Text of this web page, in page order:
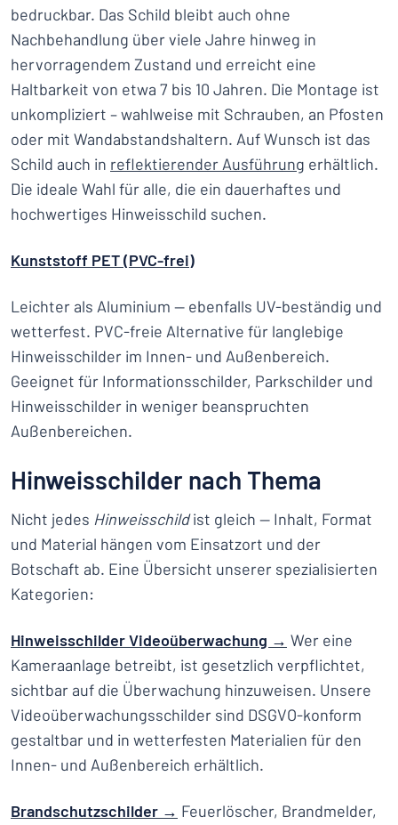
bedruckbar. Das Schild bleibt auch ohne
Nachbehandlung über viele Jahre hinweg in
hervorragendem Zustand und erreicht eine
Haltbarkeit von etwa 7 bis 10 Jahren. Die Montage ist
unkompliziert – wahlweise mit Schrauben, an Pfosten
oder mit Wandabstandshaltern. Auf Wunsch ist das
Schild auch in reflektierender Ausführung erhältlich.
Die ideale Wahl für alle, die ein dauerhaftes und
hochwertiges Hinweisschild suchen.
Kunststoff PET (PVC-frei)
Leichter als Aluminium — ebenfalls UV-beständig und
wetterfest. PVC-freie Alternative für langlebige
Hinweisschilder im Innen- und Außenbereich.
Geeignet für Informationsschilder, Parkschilder und
Hinweisschilder in weniger beanspruchten
Außenbereichen.
Hinweisschilder nach Thema
Nicht jedes Hinweisschildist gleich — Inhalt, Format
und Material hängen vom Einsatzort und der
Botschaft ab. Eine Übersicht unserer spezialisierten
Kategorien:
Hinweisschilder Videoüberwachung → Wer eine
Kameraanlage betreibt, ist gesetzlich verpflichtet,
sichtbar auf die Überwachung hinzuweisen. Unsere
Videoüberwachungsschilder sind DSGVO-konform
gestaltbar und in wetterfesten Materialien für den
Innen- und Außenbereich erhältlich.
Brandschutzschilder → Feuerlöscher, Brandmelder,